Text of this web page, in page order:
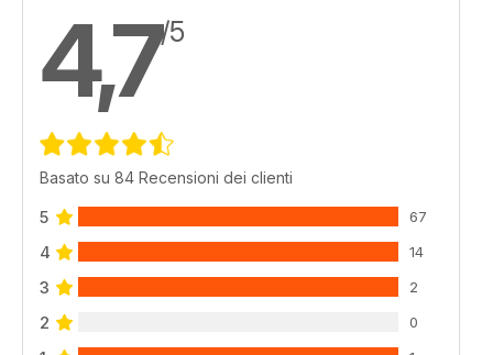
4,7/5
Basato su 84 Recensioni dei clienti
5 67
4 14
3 2
2 0